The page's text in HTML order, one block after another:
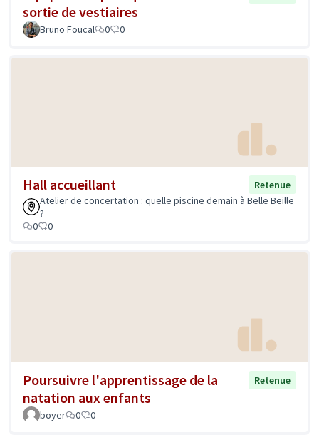
sortie de vestiaires
Bruno Foucal 0 0
Hall accueillant
Retenue
Atelier de concertation : quelle piscine demain à Belle Beille
?
0
0
Poursuivre l'apprentissage de la
natation aux enfants
Retenue
boyer 0 0